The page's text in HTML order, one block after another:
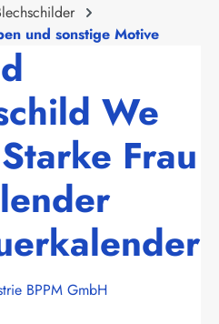
und sonstige Motive
We
Frau
BPPM GmbH